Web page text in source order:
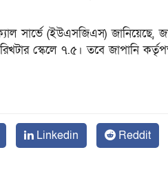
সার্ভে (ইউএসজিএস) জানিয়েছে,
স্কেলে ৭.৫। তবে জাপানি
Linkedin Reddit